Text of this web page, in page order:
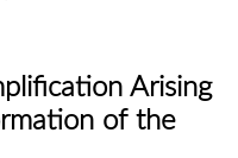
Arising
of the